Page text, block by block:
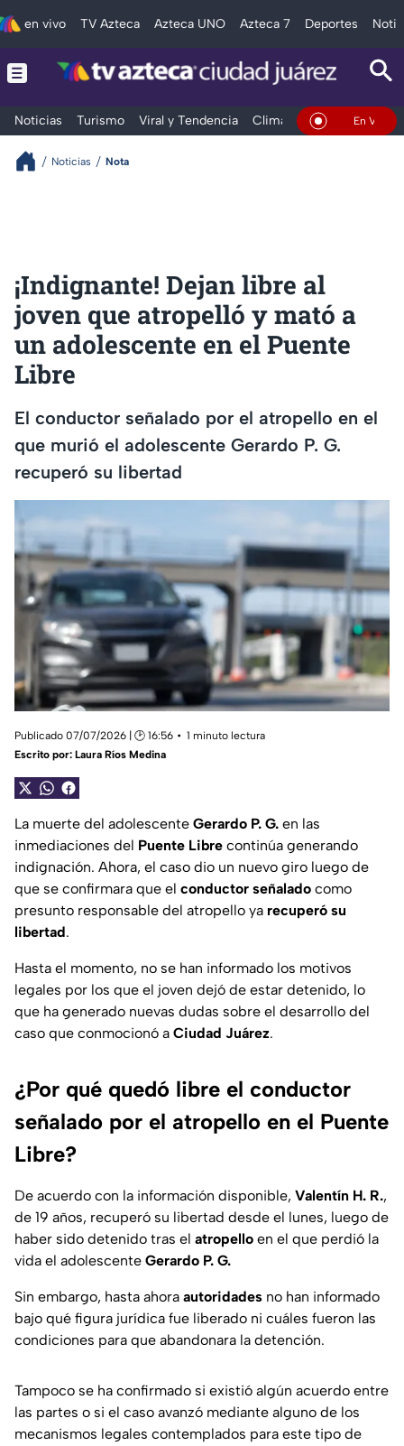
en vivo TV Azteca Azteca UNO Azteca 7 Deportes
Noticias Turismo Viral y Tendencia Clima DeportesEn Vivo
Noticias Nota
¡Indignante! Dejan libre al
joven que atropelló y mató a
un adolescente en el Puente
Libre
El conductor señalado por el atropello en el
que murió el adolescente Gerardo P. G.
recuperó su libertad
Publicado 07/07/2026 | 🕑 16:56
1 minuto lectura
Escrito por: Laura Ríos Medina
La muerte del adolescente Gerardo P. G. en las
inmediaciones del Puente Libre continúa generando
indignación. Ahora, el caso dio un nuevo giro luego de
que se confirmara que el conductor señalado como
presunto responsable del atropello ya recuperó su
libertad.
Hasta el momento, no se han informado los motivos
legales por los que el joven dejó de estar detenido, lo
que ha generado nuevas dudas sobre el desarrollo del
caso que conmocionó a Ciudad Juárez.
¿Por qué quedó libre el conductor
señalado por el atropello en el Puente
Libre?
De acuerdo con la información disponible, Valentín H. R.,
de 19 años, recuperó su libertad desde el lunes, luego de
haber sido detenido tras el atropello en el que perdió la
vida el adolescente Gerardo P. G.
Sin embargo, hasta ahora autoridades no han informado
bajo qué figura jurídica fue liberado ni cuáles fueron las
condiciones para que abandonara la detención.
Tampoco se ha confirmado si existió algún acuerdo entre
las partes o si el caso avanzó mediante alguno de los
mecanismos legales contemplados para este tipo de